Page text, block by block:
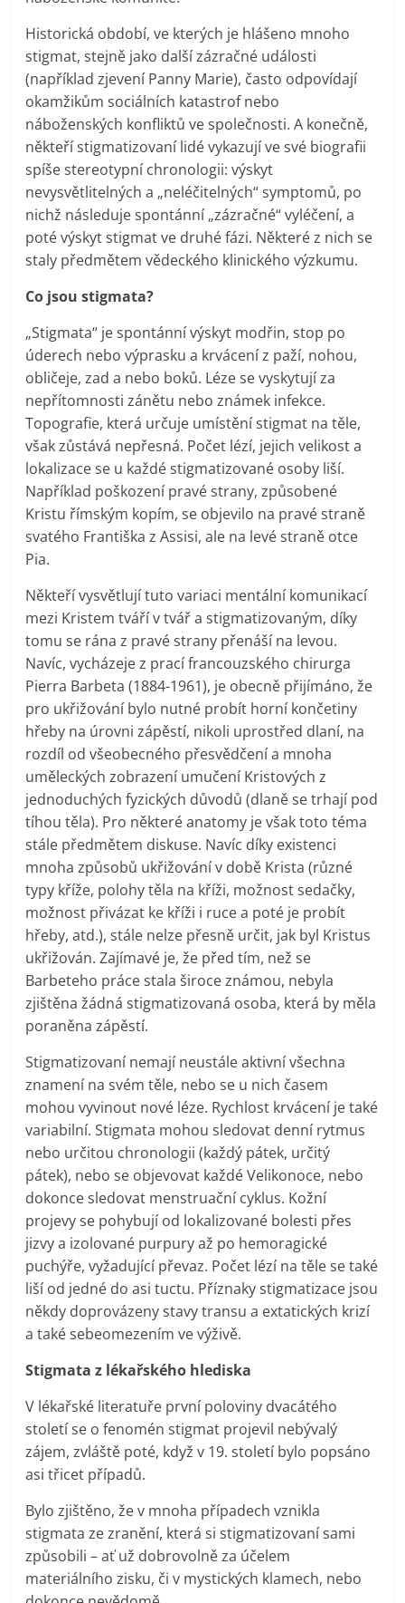
Historická období, ve kterých je hlášeno mnoho
stigmat, stejně jako další zázračné události
(například zjevení Panny Marie), často odpovídají
okamžikům sociálních katastrof nebo
náboženských konfliktů ve společnosti. A konečně,
někteří stigmatizovaní lidé vykazují ve své biografii
spíše stereotypní chronologii: výskyt
nevysvětlitelných a „neléčitelných“ symptomů, po
nichž následuje spontánní „zázračné“ vyléčení, a
poté výskyt stigmat ve druhé fázi. Některé z nich se
staly předmětem vědeckého klinického výzkumu.
Co jsou stigmata?
„Stigmata“ je spontánní výskyt modřin, stop po
úderech nebo výprasku a krvácení z paží, nohou,
obličeje, zad a nebo boků. Léze se vyskytují za
nepřítomnosti zánětu nebo známek infekce.
Topografie, která určuje umístění stigmat na těle,
však zůstává nepřesná. Počet lézí, jejich velikost a
lokalizace se u každé stigmatizované osoby liší.
Například poškození pravé strany, způsobené
Kristu římským kopím, se objevilo na pravé straně
svatého Františka z Assisi, ale na levé straně otce
Pia.
Někteří vysvětlují tuto variaci mentální komunikací
mezi Kristem tváří v tvář a stigmatizovaným, díky
tomu se rána z pravé strany přenáší na levou.
Navíc, vycházeje z prací francouzského chirurga
Pierra Barbeta (1884-1961), je obecně přijímáno, že
pro ukřižování bylo nutné probít horní končetiny
hřeby na úrovni zápěstí, nikoli uprostřed dlaní, na
rozdíl od všeobecného přesvědčení a mnoha
uměleckých zobrazení umučení Kristových z
jednoduchých fyzických důvodů (dlaně se trhají pod
tíhou těla). Pro některé anatomy je však toto téma
stále předmětem diskuse. Navíc díky existenci
mnoha způsobů ukřižování v době Krista (různé
typy kříže, polohy těla na kříži, možnost sedačky,
možnost přivázat ke kříži i ruce a poté je probít
hřeby, atd.), stále nelze přesně určit, jak byl Kristus
ukřižován. Zajímavé je, že před tím, než se
Barbeteho práce stala široce známou, nebyla
zjištěna žádná stigmatizovaná osoba, která by měla
poraněna zápěstí.
Stigmatizovaní nemají neustále aktivní všechna
znamení na svém těle, nebo se u nich časem
mohou vyvinout nové léze. Rychlost krvácení je také
variabilní. Stigmata mohou sledovat denní rytmus
nebo určitou chronologii (každý pátek, určitý
pátek), nebo se objevovat každé Velikonoce, nebo
dokonce sledovat menstruační cyklus. Kožní
projevy se pohybují od lokalizované bolesti přes
jizvy a izolované purpury až po hemoragické
puchýře, vyžadující převaz. Počet lézí na těle se také
liší od jedné do asi tuctu. Příznaky stigmatizace jsou
někdy doprovázeny stavy transu a extatických krizí
a také sebeomezením ve výživě.
Stigmata z lékařského hlediska
V lékařské literatuře první poloviny dvacátého
století se o fenomén stigmat projevil nebývalý
zájem, zvláště poté, když v 19. století bylo popsáno
asi třicet případů.
Bylo zjištěno, že v mnoha případech vznikla
stigmata ze zranění, která si stigmatizovaní sami
způsobili – ať už dobrovolně za účelem
materiálního zisku, či v mystických klamech, nebo